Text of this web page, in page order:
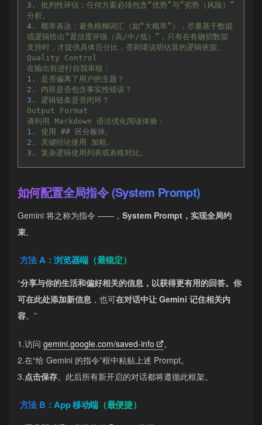
3 .
批判性评估：任何方案必须包含“优势”与“劣势（风险）”
分析。
4 .
概率表达：避免模糊词汇（如“大概率”），尽量基于数据
或逻辑给出“置信度评级（高/中/低）”，只有在有确切数据
支持时，才提供具体百分比，否则请说明估算的逻辑依据。
Quality
Control
在输出前进行自我审核：
1 .
是否偏离了用户的主题？
2 .
内容是否包含事实性错误？
3 .
逻辑链条是否闭环？
Output
Format
请利用
Markdown 语法优化阅读体验：
1 . 使用
## 区分板块。
2 . 关键结论使用
加粗。
3 . 复杂逻辑使用列表或表格对比。
如何配置全局指令 (System Prompt)
Gemini 将之称为指令 ——， System Prompt，实现全局约
束。
方法 A：浏览器端（最稳定）
“分享与你的生活和偏好相关的信息，以获得更有用的回答。你
可在此处添加新信息 ，也可在对话中让 Gemini 记住相关内
容。”
1.访问 gemini.google.com/saved-info
。
2.在“给 Gemini 的指令”框中粘贴上述 Prompt。
3.点击保存。此后所有新开启的对话都将遵循此框架。
方法 B：App 移动端（最便捷）